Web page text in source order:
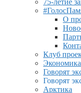
75-летие
О
Клуб
Говорят
Говорят
Арктика